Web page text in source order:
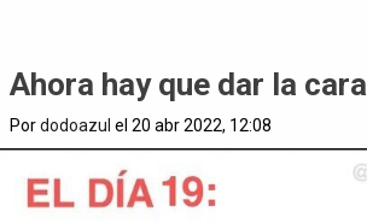
Ahora hay que dar la cara
Pordodoazul el 20 abr 2022, 12:08